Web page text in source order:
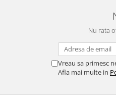
Nu rata
Vreau sa primesc
Afla mai multe in